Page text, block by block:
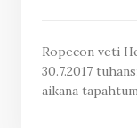
Ropecon veti
30.7.2017
aikana